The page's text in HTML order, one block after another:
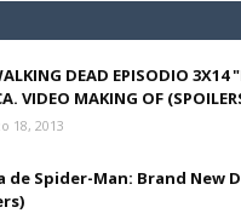
DEAD EPISODIO 3X14
VIDEO MAKING OF
18, 2013
de Spider-Man: Brand New